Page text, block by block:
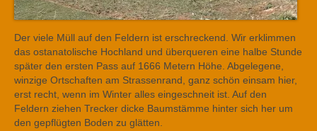
Der viele Müll auf den Feldern ist erschreckend. Wir erklimmen
das ostanatolische Hochland und überqueren eine halbe Stunde
später den ersten Pass auf 1666 Metern Höhe. Abgelegene,
winzige Ortschaften am Strassenrand, ganz schön einsam hier,
erst recht, wenn im Winter alles eingeschneit ist. Auf den
Feldern ziehen Trecker dicke Baumstämme hinter sich her um
den gepflügten Boden zu glätten.